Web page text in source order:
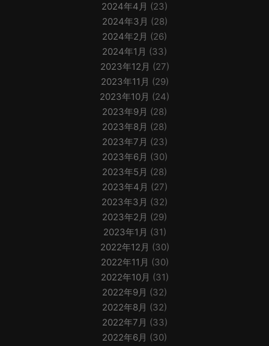
2024年4月 (23)
2024年3月 (28)
2024年2月 (26)
2024年1月 (33)
2023年12月 (27)
2023年11月 (29)
2023年10月 (24)
2023年9月 (28)
2023年8月 (28)
2023年7月 (23)
2023年6月 (30)
2023年5月 (28)
2023年4月 (27)
2023年3月 (32)
2023年2月 (29)
2023年1月 (31)
2022年12月 (30)
2022年11月 (30)
2022年10月 (31)
2022年9月 (32)
2022年8月 (32)
2022年7月 (33)
2022年6月 (30)